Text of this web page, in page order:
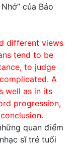
của Bảo
different views
tend to be
to judge
A
well as in its
progression,
quan điểm
sĩ trẻ tuổi